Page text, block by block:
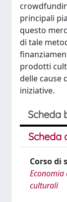
principali
questo
di tale
prodotti
delle cause
iniziative.
Scheda
Scheda
Corso di
Economia
culturali